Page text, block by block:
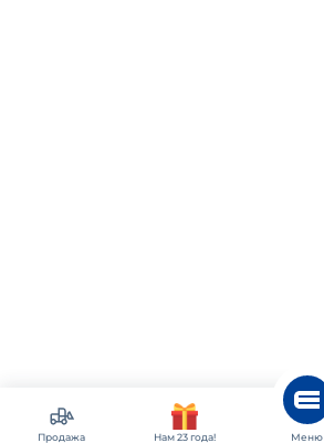
Продажа Нам 23 года! Меню